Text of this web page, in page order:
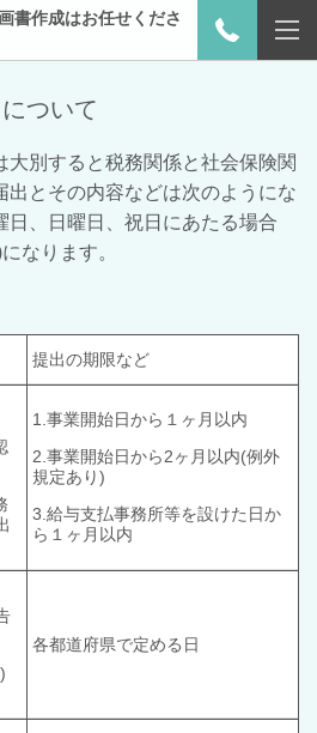
書作成はお任せくださ
ついて
大別すると税務関係と社会保険関
出とその内容などは次のようにな
日、日曜日、祝日にあたる場合
なります。
提出の期限など
1.事業開始日から１ヶ月以内
2.事業開始日から2ヶ月以内(例外
規定あり)
3.給与支払事務所等を設けた日か
ら１ヶ月以内
各都道府県で定める日